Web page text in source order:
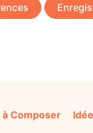
à Composer